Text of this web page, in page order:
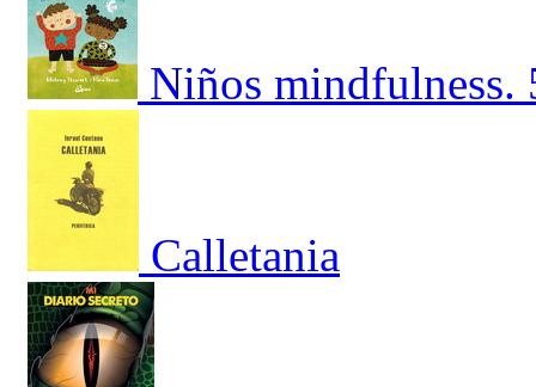
Niños mindfulness.
Calletania